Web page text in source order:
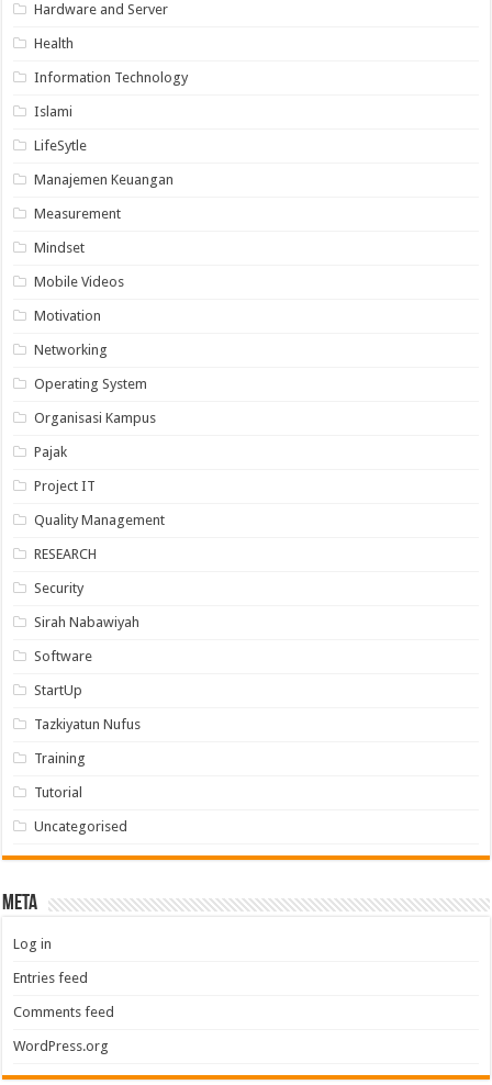
Hardware and Server
Health
Information Technology
Islami
LifeSytle
Manajemen Keuangan
Measurement
Mindset
Mobile Videos
Motivation
Networking
Operating System
Organisasi Kampus
Pajak
Project IT
Quality Management
RESEARCH
Security
Sirah Nabawiyah
Software
StartUp
Tazkiyatun Nufus
Training
Tutorial
Uncategorised
Meta
Log in
Entries feed
Comments feed
WordPress.org